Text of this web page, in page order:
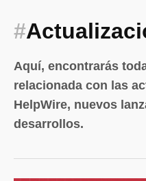
#
Aquí, encontrarás
relacionada con las
HelpWire, nuevos
desarrollos.